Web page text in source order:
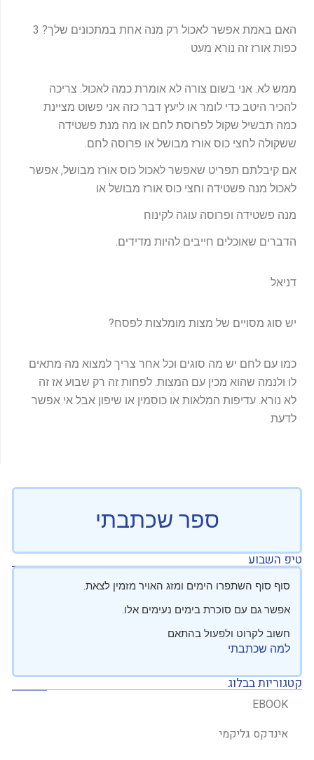
האם באמת אפשר לאכול רק מנה אחת במתכונים שלך? 3
כפות אורז זה נורא מעט
ממש לא. אני בשום צורה לא אומרת כמה לאכול. צריכה
להכיר היטב כדי לומר או ליעץ דבר כזה אני פשוט מציינת
כמה תבשיל שקול לפרוסת לחם או מה מנת פשטידה
ששקולה לחצי כוס אורז מבושל או פרוסה לחם.
אם קיבלתם תפריט שאפשר לאכול כוס אורז מבושל, אפשר
לאכול מנה פשטידה וחצי כוס אורז מבושל או
מנה פשטידה ופרוסה עוגה לקינוח
הדברים שאוכלים חייבים להיות מדידים.
דניאל
יש סוג מסויים של מצות מומלצות לפסח?
כמו עם לחם יש מה סוגים וכל אחר צריך למצוא מה מתאים
לו ולנמה שהוא מכין עם המצות. לפחות זה רק שבוע אז זה
לא נורא. עדיפות המלאות או כוסמין או שיפון אבל אי אפשר
לדעת
ספר שכתבתי
טיפ השבוע
סוף סוף השתפרו הימים ומזג האויר מזמין לצאת.
אפשר גם עם סוכרת בימים נעימים אלו.
חשוב לקרוט ולפעול בהתאם
למה שכתבתי
קטגוריות בבלוג
EBOOK
אינדקס גליקמי